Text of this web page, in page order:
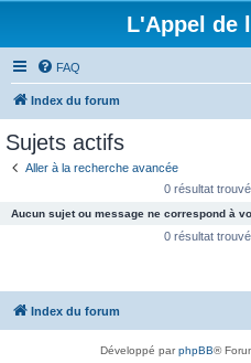
L'Appel de
FAQ
Index du forum
Sujets actifs
Aller à la recherche avancée
0 résultat
Aucun sujet ou message ne correspond à
0 résultat
Index du forum
Développé parphpBB®